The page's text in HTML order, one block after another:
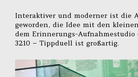
Interaktiver und moderner ist die
geworden, die Idee mit den
dem Erinnerungs-Aufnahmestudio
3210 – Tippduell ist großartig.